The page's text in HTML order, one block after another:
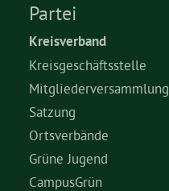
Partei
Kreisverband
Kreisgeschäftsstelle
Mitgliederversammlung
Satzung
Ortsverbände
Grüne Jugend
CampusGrün